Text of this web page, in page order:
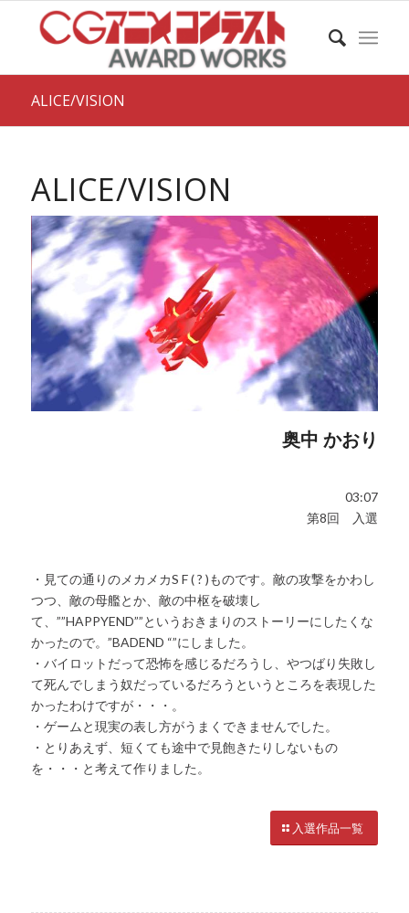
ALICE/VISION
ALICE/VISION
奥中 かおり
03:07
第8回 入選
・見ての通りのメカメカS F ( ? )ものです。敵の攻撃をかわし
つつ、敵の母艦とか、敵の中枢を破壊し
て、””HAPPYEND””というおきまりのストーリーにしたくな
かったので。”BADEND “”にしました。
・バイロットだって恐怖を感じるだろうし、やつばり失敗し
て死んでしまう奴だっているだろうというところを表現した
かったわけですが・・・。
・ゲームと現実の表し方がうまくできませんでした。
・とりあえず、短くても途中で見飽きたりしないもの
を・・・と考えて作りました。
入選作品一覧